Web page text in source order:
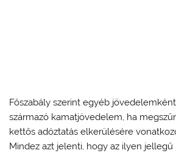
Főszabály szerint egyéb
származó kamatjövedelem, ha
kettős adóztatás elkerülésére
Mindez azt jelenti, hogy az ilyen jellegű